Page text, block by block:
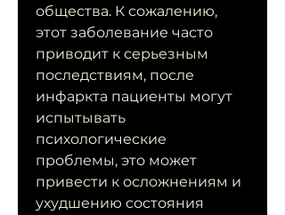
общества. К сожалению,
этот заболевание часто
приводит к серьезным
последствиям, после
инфаркта пациенты могут
испытывать
психологические
проблемы, это может
привести к осложнениям и
ухудшению состояния